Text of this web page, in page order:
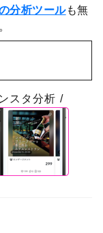
分析ツールも無
スタ分析 /